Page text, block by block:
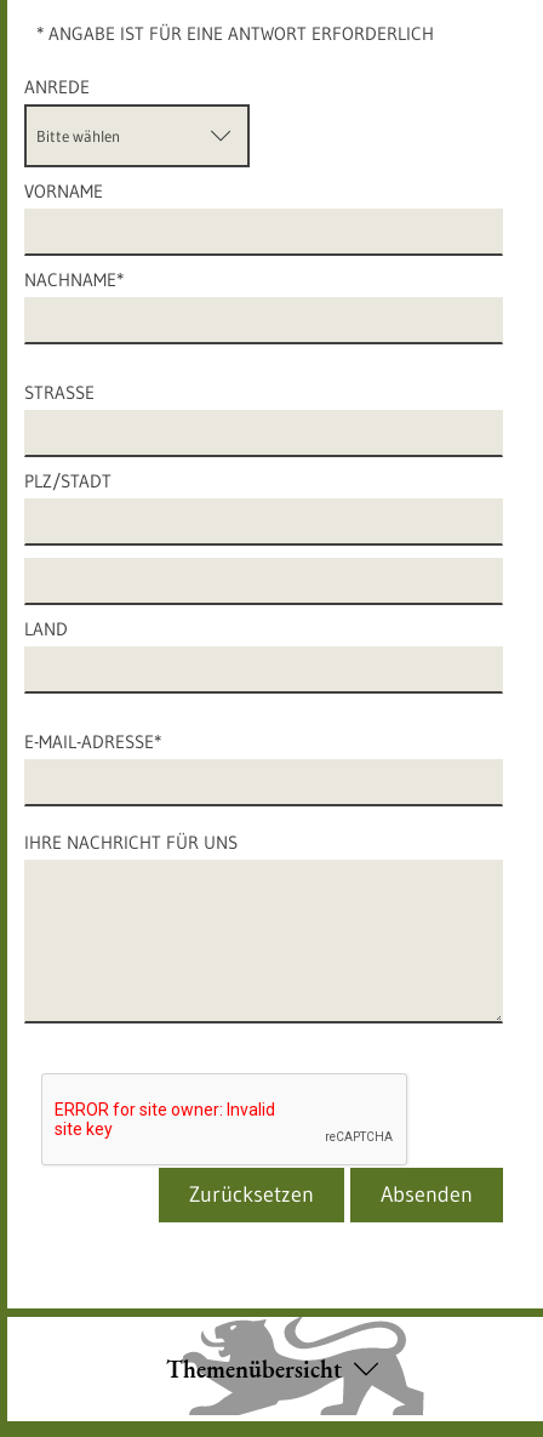
* ANGABE IST FÜR EINE ANTWORT ERFORDERLICH
ANREDE
VORNAME
NACHNAME*
STRASSE
PLZ/STADT
LAND
E-MAIL-ADRESSE*
IHRE NACHRICHT FÜR UNS
Themenübersicht